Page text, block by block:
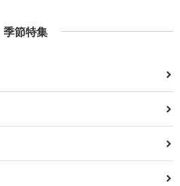
季節特集